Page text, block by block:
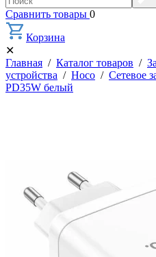
Сравнить товары 0
Корзина
✕
Главная / Каталог товаров /
устройства / Hoco / Сетевое
PD35W белый